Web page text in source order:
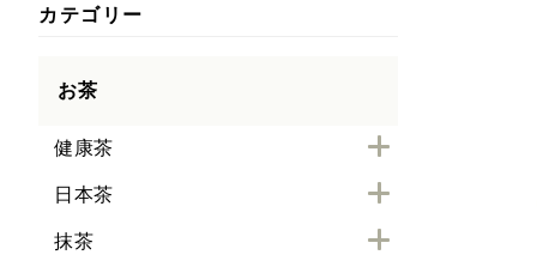
カテゴリー
お茶
健康茶
日本茶
抹茶